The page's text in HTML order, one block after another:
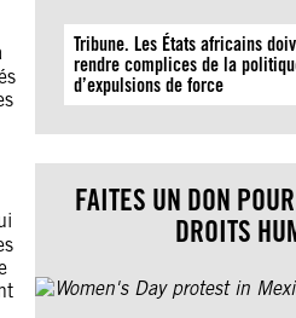
Tribune. Les États africains
rendre complices de la
d’expulsions de force
FAITES UN DON
DROITS